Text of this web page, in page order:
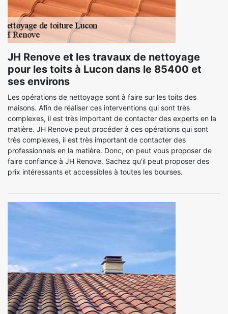
JH Renove et les travaux de nettoyage
pour les toits à Lucon dans le 85400 et
ses environs
Les opérations de nettoyage sont à faire sur les toits des
maisons. Afin de réaliser ces interventions qui sont très
complexes, il est très important de contacter des experts en la
matière. JH Renove peut procéder à ces opérations qui sont
très complexes, il est très important de contacter des
professionnels en la matière. Donc, on peut vous proposer de
faire confiance à JH Renove. Sachez qu'il peut proposer des
prix intéressants et accessibles à toutes les bourses.